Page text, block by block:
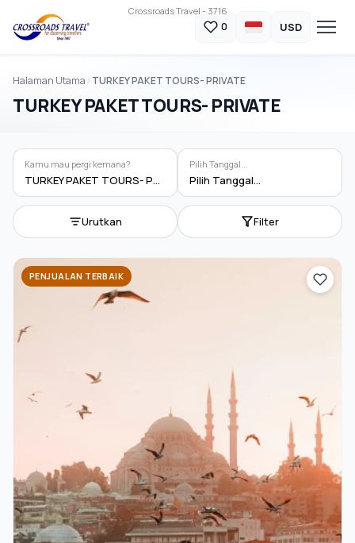
Crossroads Travel - 3716
0 USD
Halaman Utama TURKEY PAKET TOURS- PRIVATE
TURKEY PAKET TOURS- PRIVATE
Kamu mau pergi kemana?
TURKEY PAKET TOURS- PRIVATE
Pilih Tanggal...
Pilih Tanggal...
Urutkan Filter
PENJUALAN TERBAIK